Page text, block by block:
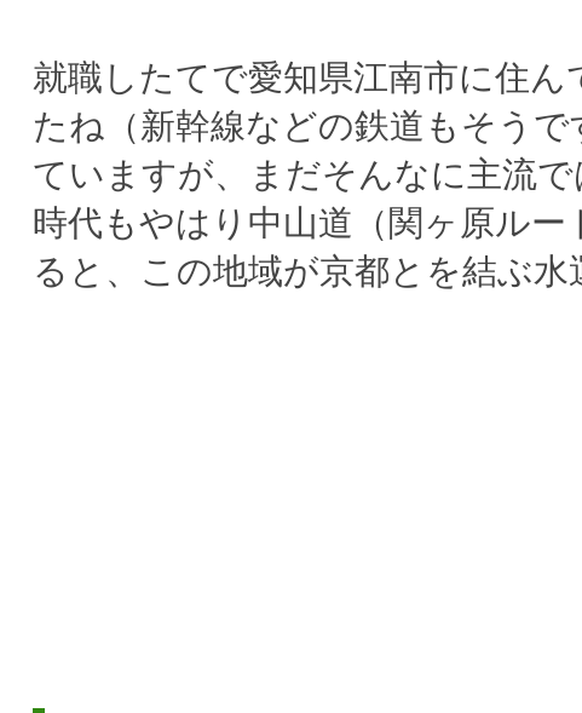
就職したてで愛知県江南市に住
たね（新幹線などの鉄道もそう
ていますが、まだそんなに主流
時代もやはり中山道（関ヶ原ル
ると、この地域が京都とを結ぶ水